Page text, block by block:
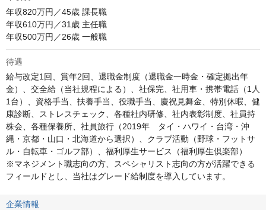
年収820万円／45歳 課長職
年収610万円／31歳 主任職
年収500万円／26歳 一般職
待遇
給与改定1回、賞年2回、退職金制度（退職金一時金・確定拠出年
金）、交全給（当社規程による）、社保完、社用車・携帯電話（1人
1台）、資格手当、扶養手当、役職手当、慶祝見舞金、特別休暇、健
康診断、ストレスチェック、各種社内研修、社内表彰制度、社員持
株会、各種保養所、社員旅行（2019年　タイ・ハワイ・台湾・沖
縄・京都・山口・北海道から選択）、クラブ活動（野球・フットサ
ル・自転車・ゴルフ部）、福利厚生サービス（福利厚生倶楽部）
※マネジメント職志向の方、スペシャリスト志向の方が活躍できる
フィールドとし、当社はグレード給制度を導入しています。
企業情報